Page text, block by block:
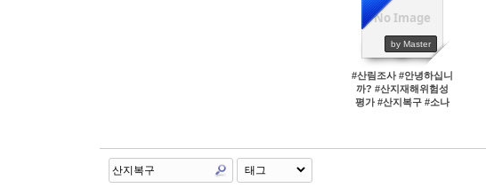
No Image
by Master
45697
#산림조사 #안녕하십니
까? #산지재해위험성
평가 #산지복구 #소나